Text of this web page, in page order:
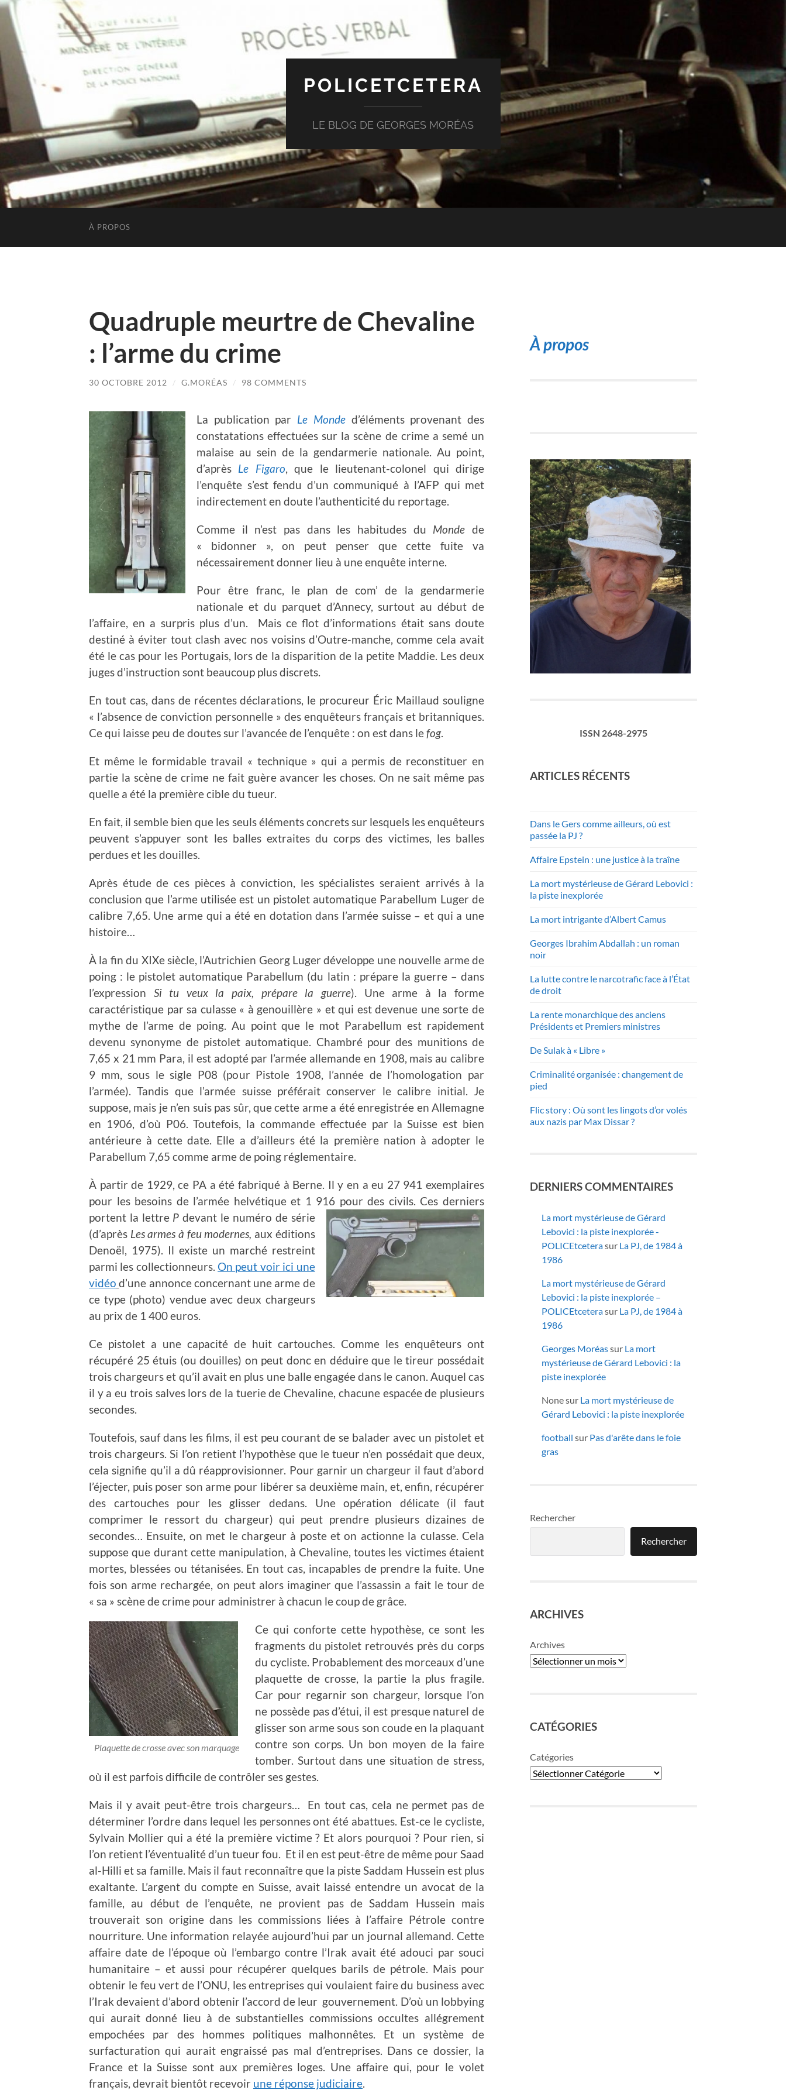
POLICETCETERA
LE BLOG DE GEORGES MORÉAS
À PROPOS
Quadruple meurtre de Chevaline
: l’arme du crime
30 OCTOBRE 2012 / G.MORÉAS / 98 COMMENTS
La publication par Le Monded’éléments provenant des
constatations effectuées sur la scène de crime a semé un
malaise au sein de la gendarmerie nationale. Au point,
d’après Le Figaro , que le lieutenant-colonel qui dirige
l’enquête s’est fendu d’un communiqué à l’AFP qui met
indirectement en doute l’authenticité du reportage.
Comme il n’est pas dans les habitudes du Monde de
« bidonner », on peut penser que cette fuite va
nécessairement donner lieu à une enquête interne.
Pour être franc, le plan de com’ de la gendarmerie
nationale et du parquet d’Annecy, surtout au début de
l’affaire, en a surpris plus d’un. Mais ce flot d’informations était sans doute
destiné à éviter tout clash avec nos voisins d’Outre-manche, comme cela avait
été le cas pour les Portugais, lors de la disparition de la petite Maddie. Les deux
juges d’instruction sont beaucoup plus discrets.
En tout cas, dans de récentes déclarations, le procureur Éric Maillaud souligne
« l’absence de conviction personnelle » des enquêteurs français et britanniques.
Ce qui laisse peu de doutes sur l’avancée de l’enquête : on est dans lefog.
Et même le formidable travail « technique » qui a permis de reconstituer en
partie la scène de crime ne fait guère avancer les choses. On ne sait même pas
quelle a été la première cible du tueur.
En fait, il semble bien que les seuls éléments concrets sur lesquels les enquêteurs
peuvent s’appuyer sont les balles extraites du corps des victimes, les balles
perdues et les douilles.
Après étude de ces pièces à conviction, les spécialistes seraient arrivés à la
conclusion que l’arme utilisée est un pistolet automatique Parabellum Luger de
calibre 7,65. Une arme qui a été en dotation dans l’armée suisse – et qui a une
histoire…
À la fin du XIXe siècle, l’Autrichien Georg Luger développe une nouvelle arme de
poing : le pistolet automatique Parabellum (du latin : prépare la guerre – dans
l’expression Si tu veux la paix, prépare la guerre). Une arme à la forme
caractéristique par sa culasse « à genouillère » et qui est devenue une sorte de
mythe de l’arme de poing. Au point que le mot Parabellum est rapidement
devenu synonyme de pistolet automatique. Chambré pour des munitions de
7,65 x 21 mm Para, il est adopté par l’armée allemande en 1908, mais au calibre
9 mm, sous le sigle P08 (pour Pistole 1908, l’année de l’homologation par
l’armée). Tandis que l’armée suisse préférait conserver le calibre initial. Je
suppose, mais je n’en suis pas sûr, que cette arme a été enregistrée en Allemagne
en 1906, d’où P06. Toutefois, la commande effectuée par la Suisse est bien
antérieure à cette date. Elle a d’ailleurs été la première nation à adopter le
Parabellum 7,65 comme arme de poing réglementaire.
À partir de 1929, ce PA a été fabriqué à Berne. Il y en a eu 27 941 exemplaires
pour les besoins de l’armée helvétique et 1 916 pour des civils. Ces derniers
portent la lettre P devant le numéro de série
(d’après Les armes à feu modernes, aux éditions
Denoël, 1975). Il existe un marché restreint
parmi les collectionneurs. On peut voir ici une
vidéo d’une annonce concernant une arme de
ce type (photo) vendue avec deux chargeurs
au prix de 1 400 euros.
Ce pistolet a une capacité de huit cartouches. Comme les enquêteurs ont
récupéré 25 étuis (ou douilles) on peut donc en déduire que le tireur possédait
trois chargeurs et qu’il avait en plus une balle engagée dans le canon. Auquel cas
il y a eu trois salves lors de la tuerie de Chevaline, chacune espacée de plusieurs
secondes.
Toutefois, sauf dans les films, il est peu courant de se balader avec un pistolet et
trois chargeurs. Si l’on retient l’hypothèse que le tueur n’en possédait que deux,
cela signifie qu’il a dû réapprovisionner. Pour garnir un chargeur il faut d’abord
l’éjecter, puis poser son arme pour libérer sa deuxième main, et, enfin, récupérer
des cartouches pour les glisser dedans. Une opération délicate (il faut
comprimer le ressort du chargeur) qui peut prendre plusieurs dizaines de
secondes… Ensuite, on met le chargeur à poste et on actionne la culasse. Cela
suppose que durant cette manipulation, à Chevaline, toutes les victimes étaient
mortes, blessées ou tétanisées. En tout cas, incapables de prendre la fuite. Une
fois son arme rechargée, on peut alors imaginer que l’assassin a fait le tour de
« sa » scène de crime pour administrer à chacun le coup de grâce.
Plaquette de crosse avec son marquage
Ce qui conforte cette hypothèse, ce sont les
fragments du pistolet retrouvés près du corps
du cycliste. Probablement des morceaux d’une
plaquette de crosse, la partie la plus fragile.
Car pour regarnir son chargeur, lorsque l’on
ne possède pas d’étui, il est presque naturel de
glisser son arme sous son coude en la plaquant
contre son corps. Un bon moyen de la faire
tomber. Surtout dans une situation de stress,
où il est parfois difficile de contrôler ses gestes.
Mais il y avait peut-être trois chargeurs… En tout cas, cela ne permet pas de
déterminer l’ordre dans lequel les personnes ont été abattues. Est-ce le cycliste,
Sylvain Mollier qui a été la première victime ? Et alors pourquoi ? Pour rien, si
l’on retient l’éventualité d’un tueur fou. Et il en est peut-être de même pour Saad
al-Hilli et sa famille. Mais il faut reconnaître que la piste Saddam Hussein est plus
exaltante. L’argent du compte en Suisse, avait laissé entendre un avocat de la
famille, au début de l’enquête, ne provient pas de Saddam Hussein mais
trouverait son origine dans les commissions liées à l’affaire Pétrole contre
nourriture. Une information relayée aujourd’hui par un journal allemand. Cette
affaire date de l’époque où l’embargo contre l’Irak avait été adouci par souci
humanitaire – et aussi pour récupérer quelques barils de pétrole. Mais pour
obtenir le feu vert de l’ONU, les entreprises qui voulaient faire du business avec
l’Irak devaient d’abord obtenir l’accord de leur gouvernement. D’où un lobbying
qui aurait donné lieu à de substantielles commissions occultes allégrement
empochées par des hommes politiques malhonnêtes. Et un système de
surfacturation qui aurait engraissé pas mal d’entreprises. Dans ce dossier, la
France et la Suisse sont aux premières loges. Une affaire qui, pour le volet
français, devrait bientôt recevoir une réponse judiciaire
À propos
ISSN 2648-2975
ARTICLES RÉCENTS
Dans le Gers comme ailleurs, où est
passée la PJ ?
Affaire Epstein : une justice à la traîne
La mort mystérieuse de Gérard Lebovici :
la piste inexplorée
La mort intrigante d’Albert Camus
Georges Ibrahim Abdallah : un roman
noir
La lutte contre le narcotrafic face à l’État
de droit
La rente monarchique des anciens
Présidents et Premiers ministres
De Sulak à « Libre »
Criminalité organisée : changement de
pied
Flic story : Où sont les lingots d’or volés
aux nazis par Max Dissar ?
DERNIERS COMMENTAIRES
La mort mystérieuse de Gérard
Lebovici : la piste inexplorée -
POLICEtceterasur La PJ, de 1984 à
1986
La mort mystérieuse de Gérard
Lebovici : la piste inexplorée –
POLICEtceterasur La PJ, de 1984 à
1986
Georges Moréassur La mort
mystérieuse de Gérard Lebovici : la
piste inexplorée
Nonesur La mort mystérieuse de
Gérard Lebovici : la piste inexplorée
football sur Pas d'arête dans le foie
gras
Rechercher
Rechercher
ARCHIVES
Archives
CATÉGORIES
Catégories